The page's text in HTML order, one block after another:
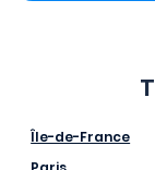
Île-de-France